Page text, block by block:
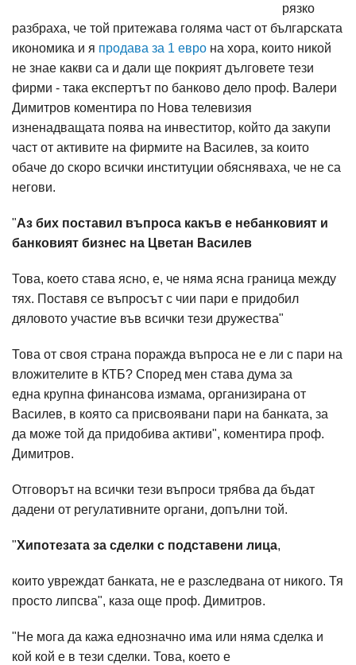
рязко
разбраха, че той притежава голяма част от българската
икономика и я продава за 1 евро на хора, които никой
не знае какви са и дали ще покрият дълговете тези
фирми - така експертът по банково дело проф. Валери
Димитров коментира по Нова телевизия
изненадващата поява на инвеститор, който да закупи
част от активите на фирмите на Василев, за които
обаче до скоро всички институции обясняваха, че не са
негови.
"Аз бих поставил въпроса какъв е небанковият и
банковият бизнес на Цветан Василев
Това, което става ясно, е, че няма ясна граница между
тях. Поставя се въпросът с чии пари е придобил
дяловото участие във всички тези дружества"
Това от своя страна поражда въпроса не е ли с пари на
вложителите в КТБ? Според мен става дума за
една крупна финансова измама, организирана от
Василев, в която са присвоявани пари на банката, за
да може той да придобива активи", коментира проф.
Димитров.
Отговорът на всички тези въпроси трябва да бъдат
дадени от регулативните органи, допълни той.
"Хипотезата за сделки с подставени лица,
които увреждат банката, не е разследвана от никого. Тя
просто липсва", каза още проф. Димитров.
"Не мога да кажа еднозначно има или няма сделка и
кой кой е в тези сделки. Това, което е